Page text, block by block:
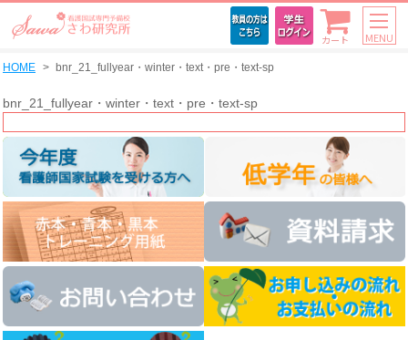
カート MENU
HOME bnr_21_fullyear・winter・text・pre・text-sp
bnr_21_fullyear・winter・text・pre・text-sp